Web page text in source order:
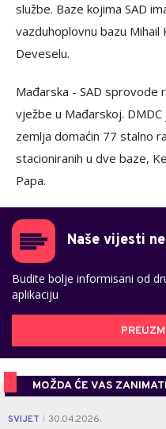
službe. Baze kojima SAD
vazduhoplovnu bazu Mihail
Deveselu.
Mađarska - SAD sprovode
vježbe u Mađarskoj.
zemlja domaćin 77 stalno
stacioniranih u dve baze,
Papa.
Naše vijesti
Budite bolje informisani od
aplikaciju
MOŽDA ĆE VAS ZANIMATI
SVIJET 30.04.2026.